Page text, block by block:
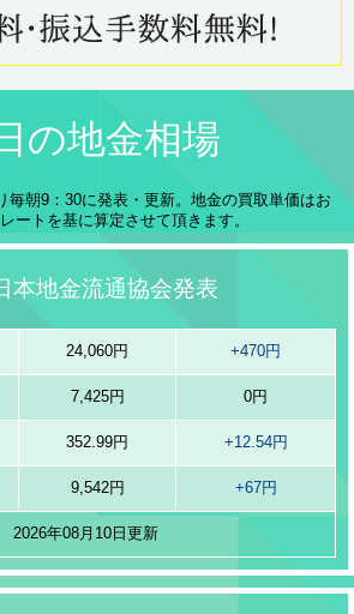
の地金相場
毎朝9：30に発表・更新。地金の買取単価はお
ートを基に算定させて頂きます。
本地金流通協会発表
24,060円 +470円
7,425円 0円
352.99円 +12.54円
9,542円 +67円
2026年08月10日更新